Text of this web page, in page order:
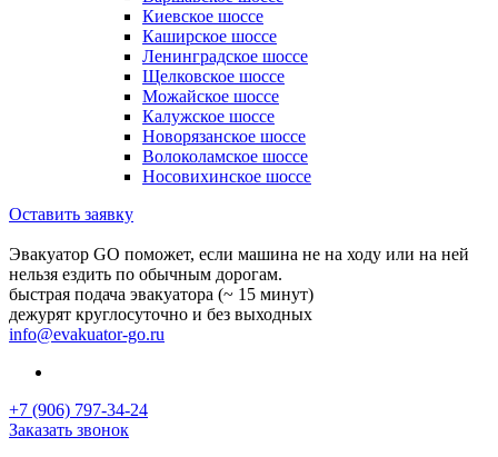
Киевское шоссе
Каширское шоссе
Ленинградское шоссе
Щелковское шоссе
Можайское шоссе
Калужское шоссе
Новорязанское шоссе
Волоколамское шоссе
Носовихинское шоссе
Оставить заявку
Эвакуатор GO поможет, если машина не на ходу или на ней
нельзя ездить по обычным дорогам.
быстрая подача эвакуатора (~ 15 минут)
дежурят круглосуточно и без выходных
info@evakuator-go.ru
+7 (906) 797-34-24
Заказать звонок